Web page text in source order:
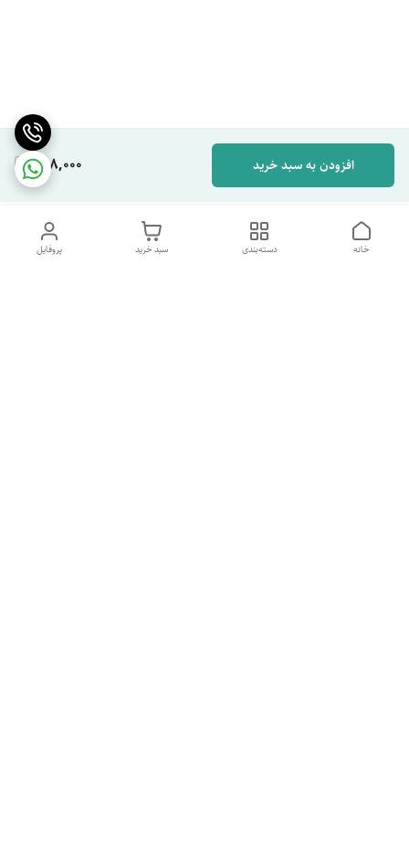
658,000 افزودن به سبد خرید
پروفایل سبد خرید دسته‌بندی خانه